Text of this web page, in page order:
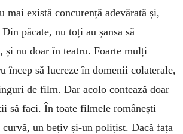
mai există concurență adevărată și,
păcate, nu toți au șansa să
și nu doar în teatru. Foarte mulți
încep să lucreze în domenii colaterale,
de film. Dar acolo contează doar
să faci. În toate filmele românești
curvă, un bețiv și-un polițist. Dacă fața